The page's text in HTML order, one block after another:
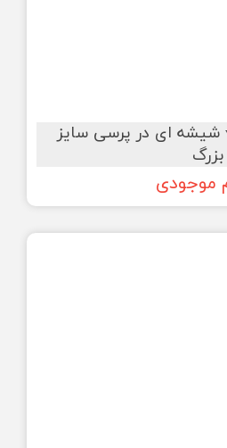
بانکه ایکیا vardagen شیشه ای در پرسی سایز
بزرگ
موجودی